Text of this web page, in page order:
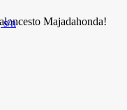
Majadahonda!
s/n